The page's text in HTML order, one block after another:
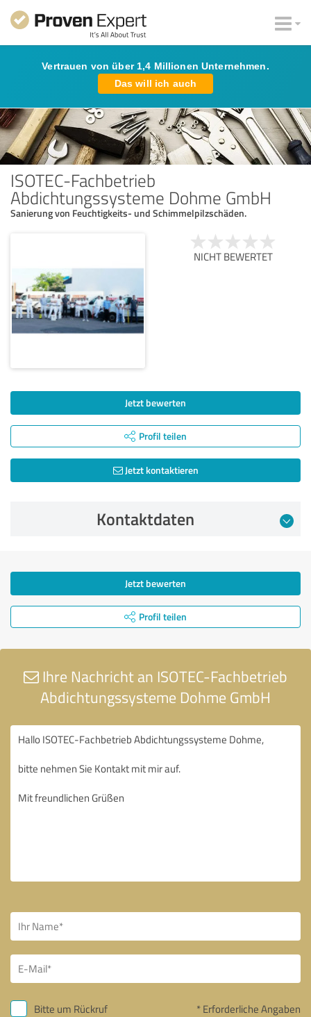
Vertrauen von über 1,4 Millionen Unternehmen.
Das will ich auch
ISOTEC-Fachbetrieb
Abdichtungssysteme Dohme GmbH
Sanierung von Feuchtigkeits- und Schimmelpilzschäden.
NICHT BEWERTET
Jetzt bewerten
Profil teilen
Jetzt kontaktieren
Kontaktdaten
Jetzt bewerten
Profil teilen
Ihre Nachricht an ISOTEC-Fachbetrieb
Abdichtungssysteme Dohme GmbH
Bitte um Rückruf * Erforderliche Angaben